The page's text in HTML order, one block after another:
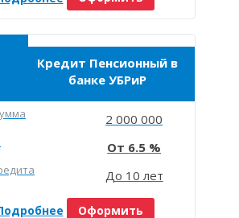
Кредит Пенсионный в
банке УБРиР
2 000 000
6.5
До 10 лет
Оформить